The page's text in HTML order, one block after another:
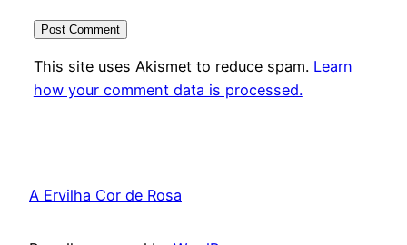
This site uses Akismet to reduce spam. Learn
how your comment data is processed.
A Ervilha Cor de Rosa